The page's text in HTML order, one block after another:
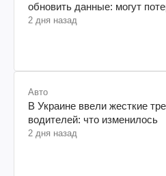
обновить данные: могут
2 дня назад
Авто
В Украине ввели жесткие
водителей: что изменилось
2 дня назад